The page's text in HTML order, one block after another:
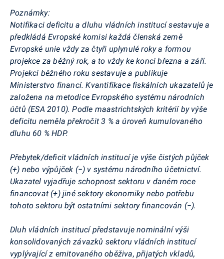
Poznámky:
Notifikaci deficitu a dluhu vládních institucí sestavuje a
předkládá Evropské komisi každá členská země
Evropské unie vždy za čtyři uplynulé roky a formou
projekce za běžný rok, a to vždy ke konci března a září.
Projekci běžného roku sestavuje a publikuje
Ministerstvo financí. Kvantifikace fiskálních ukazatelů je
založena na metodice Evropského systému národních
účtů (ESA 2010). Podle maastrichtských kritérií by výše
deficitu neměla překročit 3 % a úroveň kumulovaného
dluhu 60 % HDP.
Přebytek/deficit vládních institucí je výše čistých půjček
(+) nebo výpůjček (−) v systému národního účetnictví.
Ukazatel vyjadřuje schopnost sektoru v daném roce
financovat (+) jiné sektory ekonomiky nebo potřebu
tohoto sektoru být ostatními sektory financován (−).
Dluh vládních institucí představuje nominální výši
konsolidovaných závazků sektoru vládních institucí
vyplývající z emitovaného oběživa, přijatých vkladů,